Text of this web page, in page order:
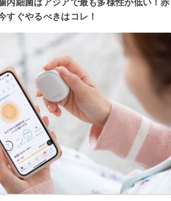
内細菌はアジアで最も多様性が低い！赤
すぐやるべきはコレ！